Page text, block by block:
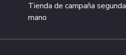
Tienda de campaña segunda
mano